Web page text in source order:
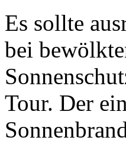
Es sollte
bei
Tour. Der